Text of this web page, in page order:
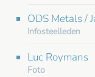
ODS Metals /
Infosteelleden
Luc Roymans
Foto